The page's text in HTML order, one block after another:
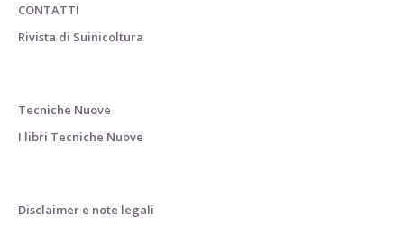
CONTATTI
Rivista di Suinicoltura
Tecniche Nuove
I libri Tecniche Nuove
Disclaimer e note legali